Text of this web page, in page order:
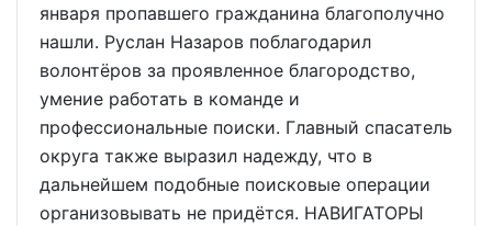
января пропавшего гражданина благополучно
нашли. Руслан Назаров поблагодарил
волонтёров за проявленное благородство,
умение работать в команде и
профессиональные поиски. Главный спасатель
округа также выразил надежду, что в
дальнейшем подобные поисковые операции
организовывать не придётся. НАВИГАТОРЫ